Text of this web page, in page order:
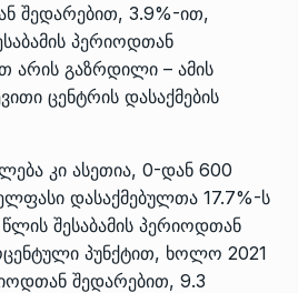
შედარებით, 3.9%-ით,
პერიოდთან
არის გაზრდილი – ამის
ცენტრის დასაქმების
კი ასეთია, 0-დან 600
დასაქმებულთა 17.7%-ს
შესაბამის პერიოდთან
პუნქტით, ხოლო 2021
შედარებით, 9.3